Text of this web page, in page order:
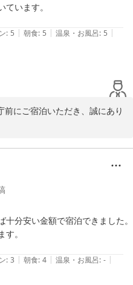
うございました。
しております。
います。
: 5 | 朝食: 5 | 温泉・お風呂: 5 |
にご宿泊いただき、誠にあり
ルを選んでいただき感謝申し上
多くのお客様に更にご満足い
く所存でございます。
したら、何なりとお申し付け
うございました。
分安い金額で宿泊できました。
。
: 3 | 朝食: 4 | 温泉・お風呂: - |